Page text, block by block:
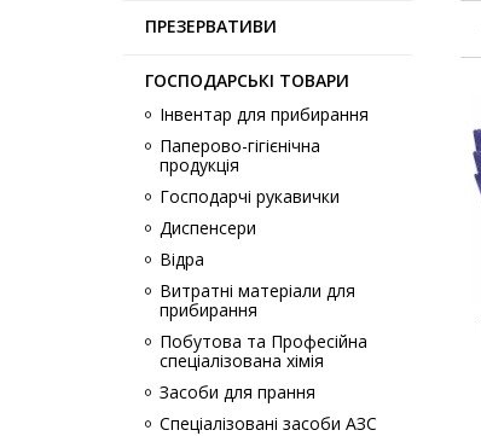
ПРЕЗЕРВАТИВИ
ГОСПОДАРСЬКІ ТОВАРИ
Інвентар для прибирання
Паперово-гігієнічна
продукція
Господарчі рукавички
Диспенсери
Відра
Витратні матеріали для
прибирання
Побутова та Професійна
спеціалізована хімія
Засоби для прання
Спеціалізовані засоби АЗС